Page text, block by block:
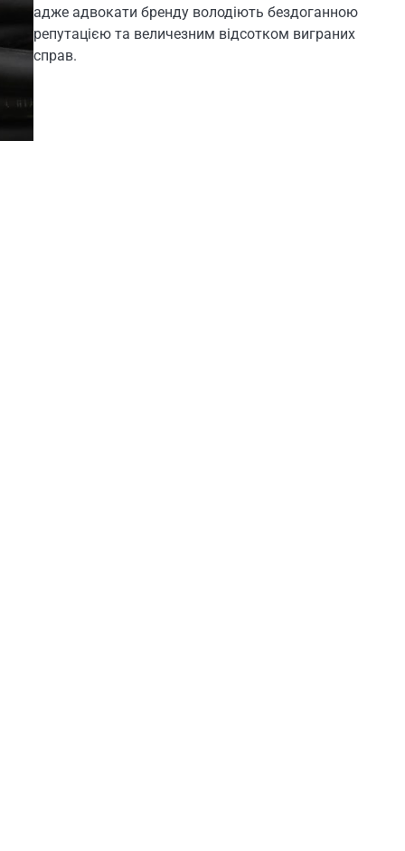
адже адвокати бренду володіють бездоганною
репутацією та величезним відсотком виграних
справ.